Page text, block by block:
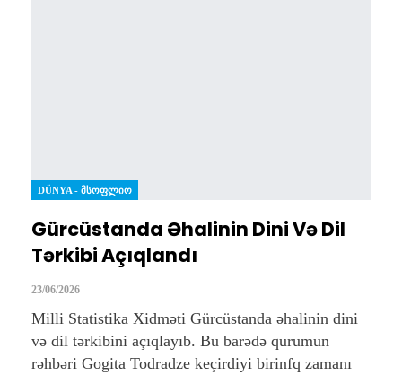
DÜNYA - ᲛᲡᲝᲤᲚᲘᲝ
Gürcüstanda Əhalinin Dini Və Dil
Tərkibi Açıqlandı
23/06/2026
Milli Statistika Xidməti Gürcüstanda əhalinin dini
və dil tərkibini açıqlayıb. Bu barədə qurumun
rəhbəri Gogita Todradze keçirdiyi birinfq zamanı